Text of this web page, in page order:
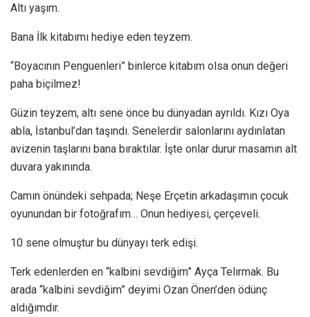
Altı yaşım.
Bana İlk kitabımı hediye eden teyzem.
“Boyacının Penguenleri” binlerce kitabım olsa onun değeri
paha biçilmez!
Güzin teyzem, altı sene önce bu dünyadan ayrıldı. Kızı Oya
abla, İstanbul’dan taşındı. Senelerdir salonlarını aydınlatan
avizenin taşlarını bana bıraktılar. İşte onlar durur masamın alt
duvara yakınında.
Camın önündeki sehpada; Neşe Erçetin arkadaşımın çocuk
oyunundan bir fotoğrafım… Onun hediyesi, çerçeveli.
10 sene olmuştur bu dünyayı terk edişi.
Terk edenlerden en “kalbini sevdiğim” Ayça Telırmak. Bu
arada “kalbini sevdiğim” deyimi Ozan Önen’den ödünç
aldığımdır.